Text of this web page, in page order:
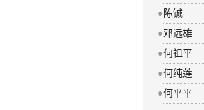
● 陈铖
● 邓远雄
●何祖平
●何纯莲
●何平平